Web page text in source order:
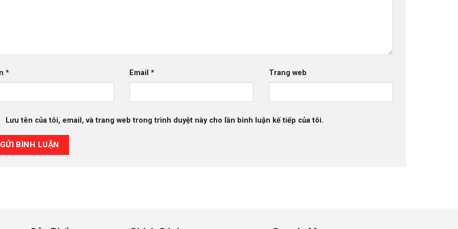
* Email * Trang web
Lưu tên của tôi, email, và trang web trong trình duyệt này cho lần bình luận kế tiếp của tôi.